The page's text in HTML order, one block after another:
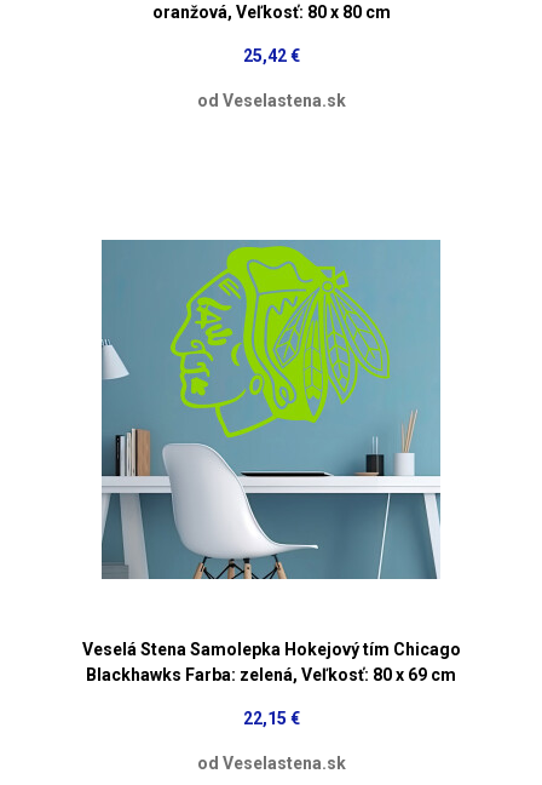
oranžová, Veľkosť: 80 x 80 cm
25,42 €
od Veselastena.sk
Veselá Stena Samolepka Hokejový tím Chicago
Blackhawks Farba: zelená, Veľkosť: 80 x 69 cm
22,15 €
od Veselastena.sk